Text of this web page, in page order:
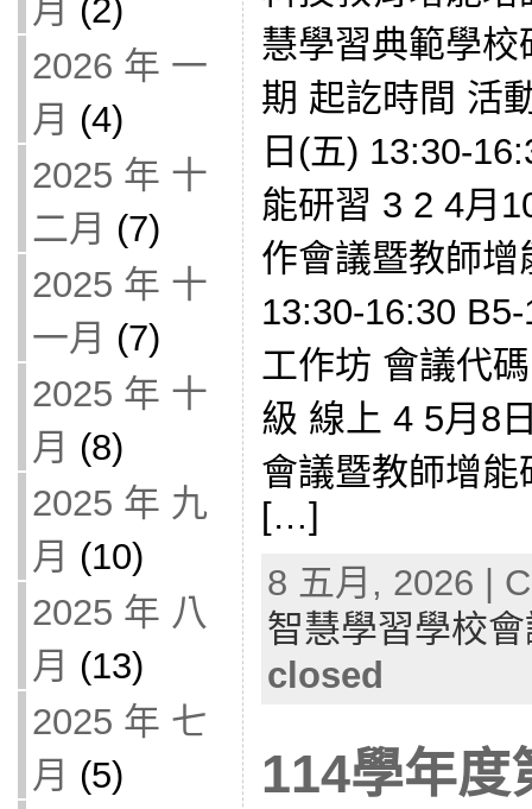
月 (2)
2026 年 一
月 (4)
2025 年 十
二月 (7)
2025 年 十
一月 (7)
2025 年 十
月 (8)
2025 年 九
月 (10)
2025 年 八
月 (13)
2025 年 七
月 (5)
慧學習典範學
期 起訖時間 活
日(五) 13:30-
能研習 3 2 4月
作會議暨教師
13:30-16:30
工作坊 會議代
級 線上 4 5月8
會議暨教師增
[…]
8 五月, 2026 |
智慧學習學校
closed
114學年度